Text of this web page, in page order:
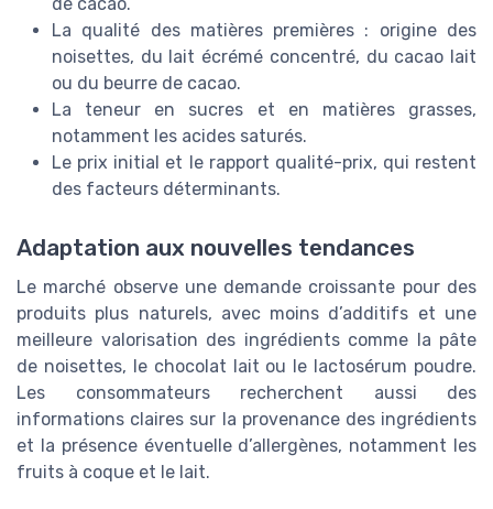
La qualité des matières premières : origine des
noisettes, du lait écrémé concentré, du cacao lait
ou du beurre de cacao.
La teneur en sucres et en matières grasses,
notamment les acides saturés.
Le prix initial et le rapport qualité-prix, qui restent
des facteurs déterminants.
Adaptation aux nouvelles tendances
Le marché observe une demande croissante pour des
produits plus naturels, avec moins d’additifs et une
meilleure valorisation des ingrédients comme la pâte
de noisettes, le chocolat lait ou le lactosérum poudre.
Les consommateurs recherchent aussi des
informations claires sur la provenance des ingrédients
et la présence éventuelle d’allergènes, notamment les
fruits à coque et le lait.